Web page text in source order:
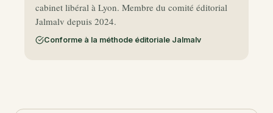
cabinet libéral à Lyon. Membre du comité éditorial
Jalmalv depuis 2024.
Conforme à la méthode éditoriale Jalmalv